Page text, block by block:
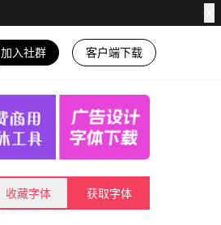
加入社群 客户端下载
收藏字体 获取字体